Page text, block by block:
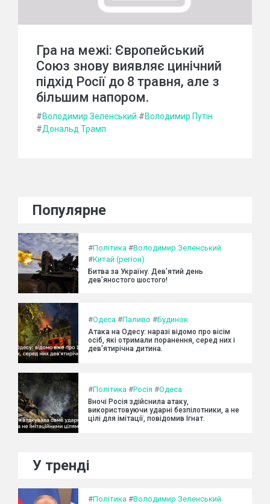
Гра на межі: Європейський
Союз знову виявляє цинічний
підхід Росії до 8 травня, але з
більшим напором.
#Володимир Зеленський #Володимир Путін
#Дональд Трамп
Популярне
#Політика #Володимир Зеленський
#Китай (регіон)
Битва за Україну. Дев’ятий день
дев’яностого шостого!
#Одеса #Паливо #Будинок
Атака на Одесу: наразі відомо про вісім
осіб, які отримали поранення, серед них і
дев'ятирічна дитина.
#Політика #Росія #Одеса
Вночі Росія здійснила атаку,
використовуючи ударні безпілотники, а не
цілі для імітації, повідомив Ігнат.
У тренді
#Політика #Володимир Зеленський